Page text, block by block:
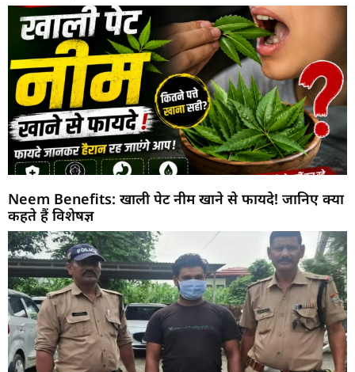
Neem Benefits: खाली पेट नीम खाने से फायदे! जानिए क्या
कहते हैं विशेषज्ञ